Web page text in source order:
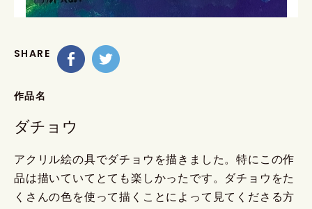
SHARE
作品名
ダチョウ
アクリル絵の具でダチョウを描きました。特にこの作
品は描いていてとても楽しかったです。ダチョウをた
くさんの色を使って描くことによって見てくださる方